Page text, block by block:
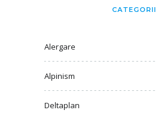
CATEGORII
Alergare
Alpinism
Deltaplan